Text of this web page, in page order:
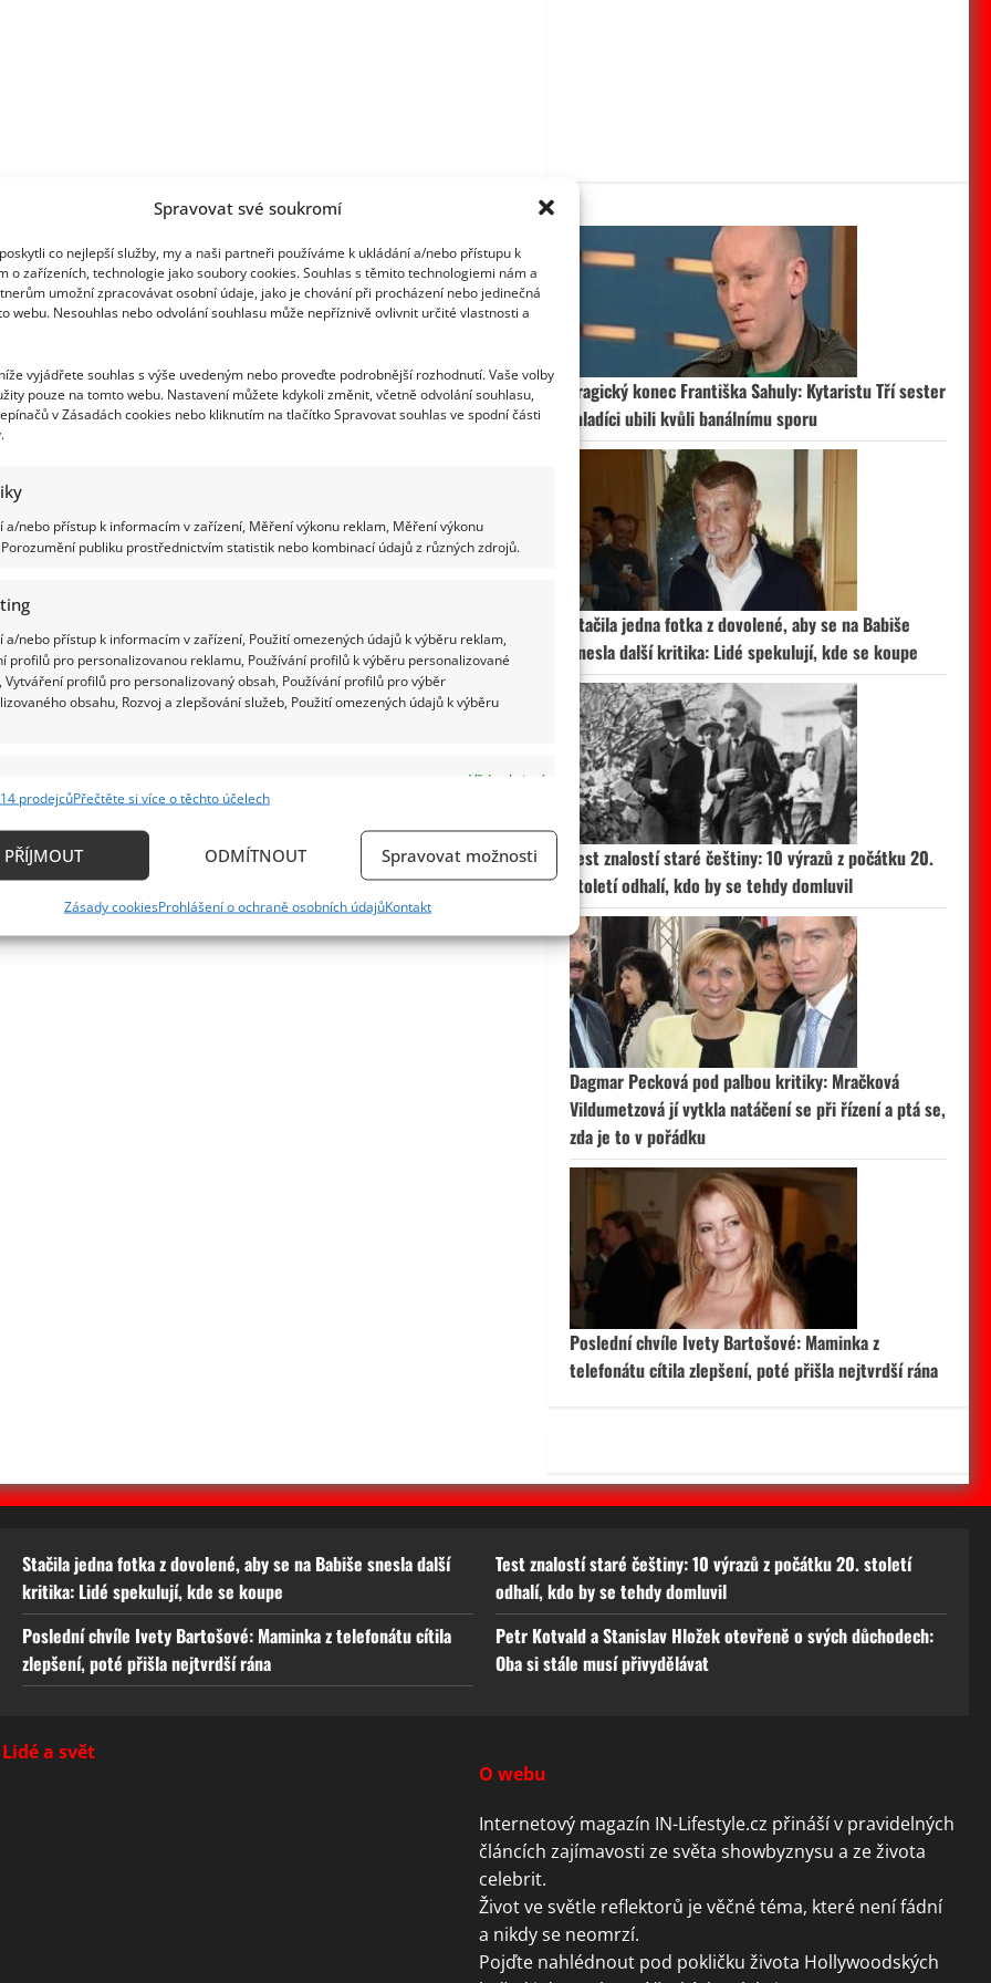
Spravovat své soukromí
co nejlepší služby, my a naši partneři používáme k ukládání a/nebo přístupu k
o zařízeních, technologie jako soubory cookies. Souhlas s těmito technologiemi nám a
umožní zpracovávat osobní údaje, jako je chování při procházení nebo jedinečná
webu. Nesouhlas nebo odvolání souhlasu může nepříznivě ovlivnit určité vlastnosti a
vyjádřete souhlas s výše uvedeným nebo proveďte podrobnější rozhodnutí. Vaše volby
pouze na tomto webu. Nastavení můžete kdykoli změnit, včetně odvolání souhlasu,
v Zásadách cookies nebo kliknutím na tlačítko Spravovat souhlas ve spodní části
a/nebo přístup k informacím v zařízení, Měření výkonu reklam, Měření výkonu
publiku prostřednictvím statistik nebo kombinací údajů z různých zdrojů.
a/nebo přístup k informacím v zařízení, Použití omezených údajů k výběru reklam,
profilů pro personalizovanou reklamu, Používání profilů k výběru personalizované
Vytváření profilů pro personalizovaný obsah, Používání profilů pro výběr
obsahu, Rozvoj a zlepšování služeb, Použití omezených údajů k výběru
Vždy aktivní
zařízení na základě automaticky přenášených informací.
aktivně vyžádaných informací.
prodejcůPřečtěte si více o těchto účelech
PŘÍJMOUT ODMÍTNOUT Spravovat možnosti
Zásady cookiesProhlášení o ochraně osobních údajůKontakt
Tragický konec Františka Sahuly: Kytaristu Tří sester
mladíci ubili kvůli banálnímu sporu
Stačila jedna fotka z dovolené, aby se na Babiše
snesla další kritika: Lidé spekulují, kde se koupe
Test znalostí staré češtiny: 10 výrazů z počátku 20.
století odhalí, kdo by se tehdy domluvil
Dagmar Pecková pod palbou kritiky: Mračková
Vildumetzová jí vytkla natáčení se při řízení a ptá se,
zda je to v pořádku
Poslední chvíle Ivety Bartošové: Maminka z
telefonátu cítila zlepšení, poté přišla nejtvrdší rána
Stačila jedna fotka z dovolené, aby se na Babiše snesla další
kritika: Lidé spekulují, kde se koupe
Test znalostí staré češtiny: 10 výrazů z počátku 20. století
odhalí, kdo by se tehdy domluvil
Poslední chvíle Ivety Bartošové: Maminka z telefonátu cítila
zlepšení, poté přišla nejtvrdší rána
Petr Kotvald a Stanislav Hložek otevřeně o svých důchodech:
Oba si stále musí přivydělávat
Lidé a svět
O webu
Internetový magazín IN-Lifestyle.cz přináší v pravidelných
článcích zajímavosti ze světa showbyznysu a ze života
celebrit.
Život ve světle reflektorů je věčné téma, které není fádní
a nikdy se neomrzí.
Pojďte nahlédnout pod pokličku života Hollywoodských